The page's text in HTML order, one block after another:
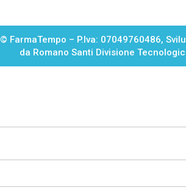
© FarmaTempo – P.Iva: 07049760486,
da Romano Santi Divisione